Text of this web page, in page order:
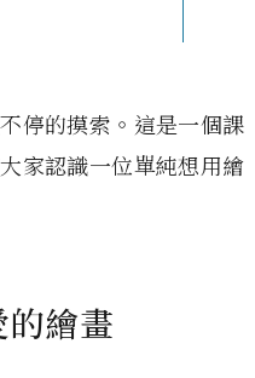
停的摸索。這是一個課
家認識一位單純想用繪
繪畫